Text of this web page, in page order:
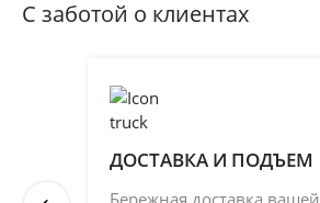
С заботой о клиентах
ДОСТАВКА И ПОДЪЕМ
Бережная доставка вашей